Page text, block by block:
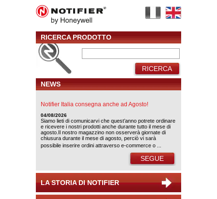
RICERCA PRODOTTO
RICERCA
NEWS
Notifier Italia consegna anche ad Agosto!
04/08/2026
Siamo lieti di comunicarvi che quest’anno potrete ordinare
e ricevere i nostri prodotti anche durante tutto il mese di
agosto.Il nostro magazzino non osserverà giornate di
chiusura durante il mese di agosto, perciò vi sarà
possibile inserire ordini attraverso e-commerce o ...
SEGUE
LA STORIA DI NOTIFIER